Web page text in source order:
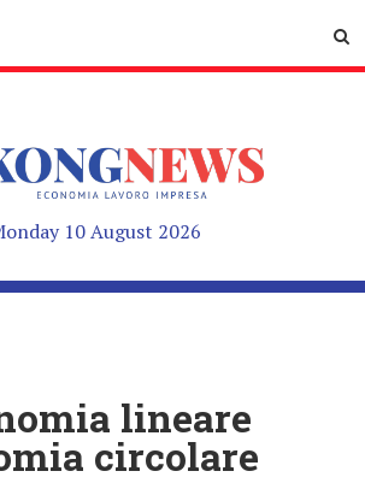
10 August 2026
lineare
circolare